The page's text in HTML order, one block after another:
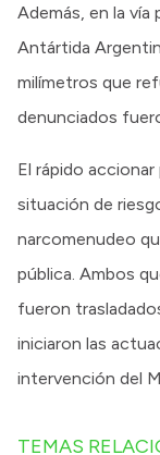
Además, en la vía
Antártida
milímetros que
denunciados
El rápido
situación de
narcomenudeo
pública. Ambos
fueron
iniciaron las
intervención del
TEMAS